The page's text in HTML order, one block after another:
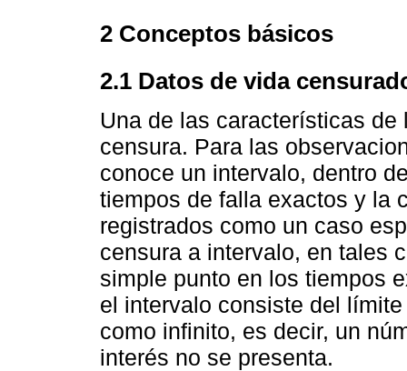
2 Conceptos básicos
2.1 Datos de vida
Una de las características
censura. Para las
conoce un intervalo, dentro
tiempos de falla exactos y la
registrados como un caso
censura a intervalo, en tales
simple punto en los tiempos
el intervalo consiste del
como infinito, es decir, un
interés no se presenta.